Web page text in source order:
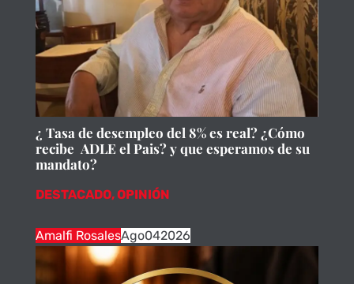
¿ Tasa de desempleo del 8% es real? ¿Cómo
recibe ADLE el Pais? y que esperamos de su
mandato?
DESTACADO,OPINIÓN
Amalfi RosalesAgo042026